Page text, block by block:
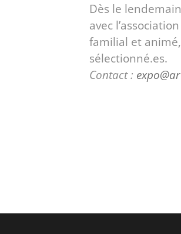
Dès le
avec
familial et
sélectionné.es.
Contact :